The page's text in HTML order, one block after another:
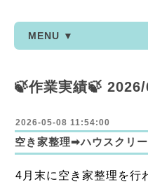
MENU ▼
🍃作業実績🍃
2026-05-08 11:54:00
空き家整理➡ハウスクリ
4月末に空き家整理を行